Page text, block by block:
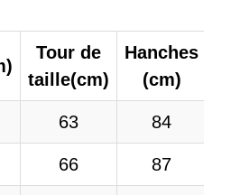
Tour de
taille(cm)
Hanches
(cm)
63 84
66 87